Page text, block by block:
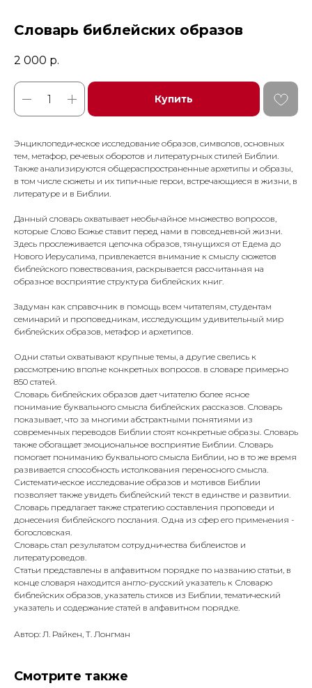
Словарь библейских образов
2 000 р.
Купить
Энциклопедическое исследование образов, символов, основных
тем, метафор, речевых оборотов и литературных стилей Библии.
Также анализируются общераспространенные архетипы и образы,
в том числе сюжеты и их типичные герои, встречающиеся в жизни, в
литературе и в Библии.
Данный словарь охватывает необычайное множество вопросов,
которые Слово Божье ставит перед нами в повседневной жизни.
Здесь прослеживается цепочка образов, тянущихся от Едема до
Нового Иерусалима, привлекается внимание к смыслу сюжетов
библейского повествования, раскрывается рассчитанная на
образное восприятие структура библейских книг.
Задуман как справочник в помощь всем читателям, студентам
семинарий и проповедникам, исследующим удивительный мир
библейских образов, метафор и архетипов.
Одни статьи охватывают крупные темы, а другие свелись к
рассмотрению вполне конкретных вопросов. в словаре примерно
850 статей.
Словарь библейских образов дает читателю более ясное
понимание буквального смысла библейских рассказов. Словарь
показывает, что за многими абстрактными понятиями из
современных переводов Библии стоят конкретные образы. Словарь
также обогащает эмоциональное восприятие Библии. Словарь
помогает пониманию буквального смысла Библии, но в то же время
развивается способность истолкования переносного смысла.
Систематическое исследование образов и мотивов Библии
позволяет также увидеть библейский текст в единстве и развитии.
Словарь предлагает также стратегию составления проповеди и
донесения библейского послания. Одна из сфер его применения -
богословская.
Словарь стал результатом сотрудничества библеистов и
литературоведов.
Статьи представлены в алфавитном порядке по названию статьи, в
конце словаря находится англо-русский указатель к Словарю
библейских образов, указатель стихов из Библии, тематический
указатель и содержание статей в алфавитном порядке.
Автор: Л. Райкен, Т. Лонгман
Смотрите также